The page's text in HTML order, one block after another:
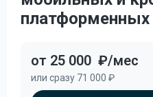
платформенных
от 25 000 ₽/мес
или сразу 71 000 ₽